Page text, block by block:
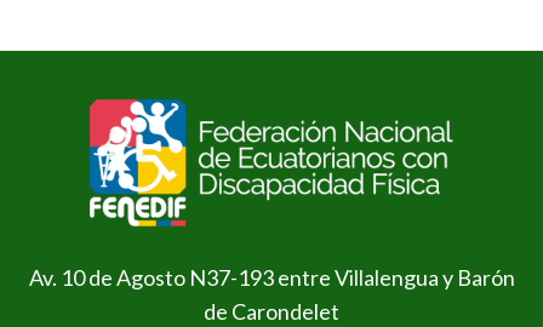
Av. 10 de Agosto N37-193 entre Villalengua y Barón
de Carondelet